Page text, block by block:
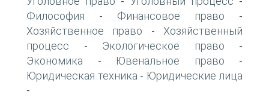
Философия - Финансовое право -
Хозяйственное право - Хозяйственный
процесс - Экологическое право -
Экономика - Ювенальное право -
Юридическая техника - Юридические лица
-